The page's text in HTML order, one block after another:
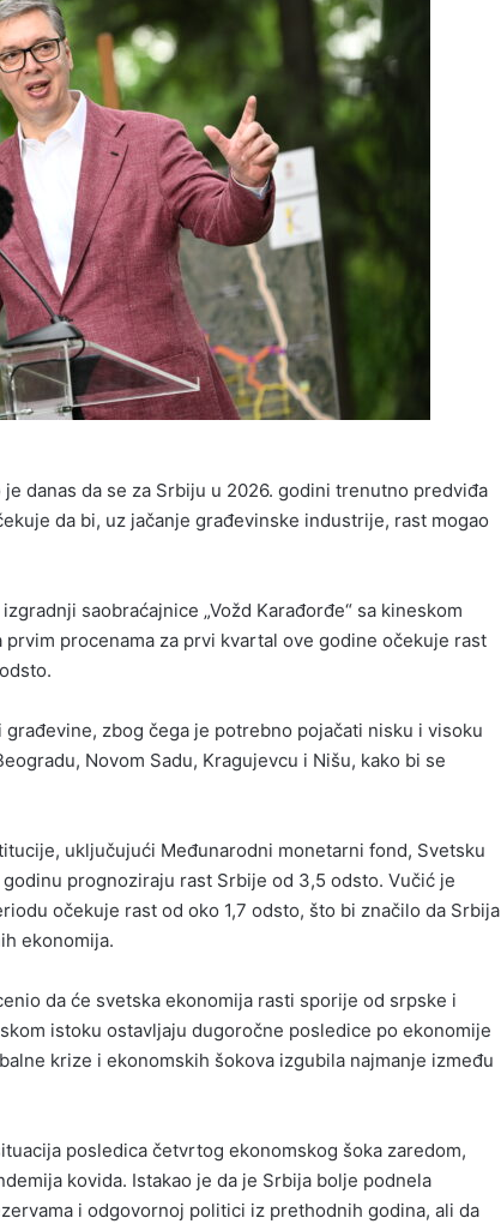
danas da se za Srbiju u 2026. godini trenutno predviđa
da bi, uz jačanje građevinske industrije, rast mogao
saobraćajnice „Vožd Karađorđe“ sa kineskom
prvim procenama za prvi kvartal ove godine očekuje rast
zbog čega je potrebno pojačati nisku i visoku
Novom Sadu, Kragujevcu i Nišu, kako bi se
uključujući Međunarodni monetarni fond, Svetsku
prognoziraju rast Srbije od 3,5 odsto. Vučić je
očekuje rast od oko 1,7 odsto, što bi značilo da Srbija
ekonomija.
da će svetska ekonomija rasti sporije od srpske i
istoku ostavljaju dugoročne posledice po ekonomije
krize i ekonomskih šokova izgubila najmanje između
posledica četvrtog ekonomskog šoka zaredom,
kovida. Istakao je da je Srbija bolje podnela
i odgovornoj politici iz prethodnih godina, ali da